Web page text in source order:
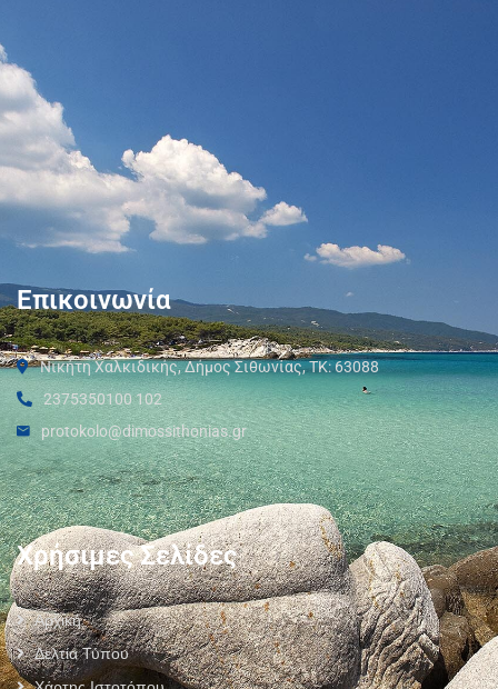
Επικοινωνία
Νικήτη Χαλκιδικής, Δήμος Σιθωνίας, ΤΚ: 63088
2375350100 102
protokolo@dimossithonias.gr
Χρήσιμες Σελίδες
Αρχική
Δελτία Τύπου